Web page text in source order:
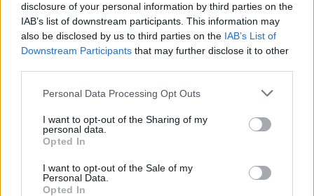
disclosure of your personal information by third parties on the
IAB’s list of downstream participants. This information may
also be disclosed by us to third parties on the IAB’s List of
Downstream Participants that may further disclose it to other
Please note that this website/app uses one or more Google
not limited to your visit or usage behaviour. You may click to
grant or deny consent to Google and its third-party tags to
use your data for below specified purposes in below Google
consent section.
Personal Data Processing Opt Outs
I want to opt-out of the Sharing of my
personal data.
Opted In
I want to opt-out of the Sale of my
Personal Data.
Opted In
Az Árulók – Gyilkosság a kastélyban
„Én vagyok az, aki átver másokat csúnyán, hidegen